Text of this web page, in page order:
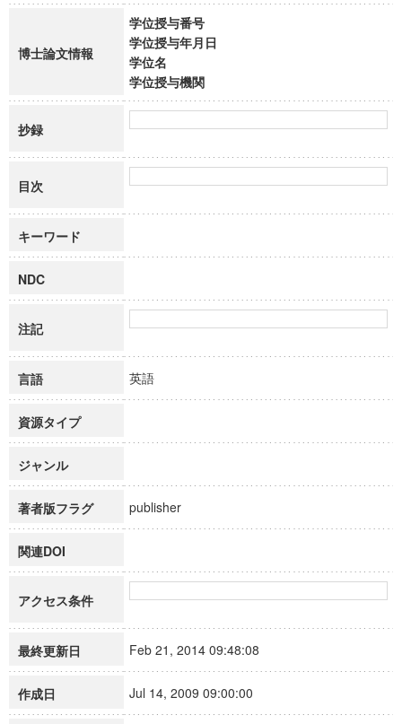
博士論文情報
学位授与番号
学位授与年月日
学位名
学位授与機関
抄録
目次
キーワード
NDC
注記
言語 英語
資源タイプ
ジャンル
著者版フラグ publisher
関連DOI
アクセス条件
最終更新日 Feb 21, 2014 09:48:08
作成日 Jul 14, 2009 09:00:00